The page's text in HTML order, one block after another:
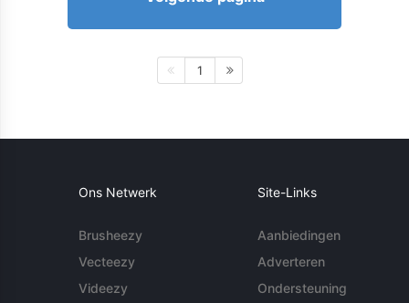
1
Ons Netwerk
Brusheezy
Vecteezy
Videezy
Site-Links
Aanbiedingen
Adverteren
Ondersteuning